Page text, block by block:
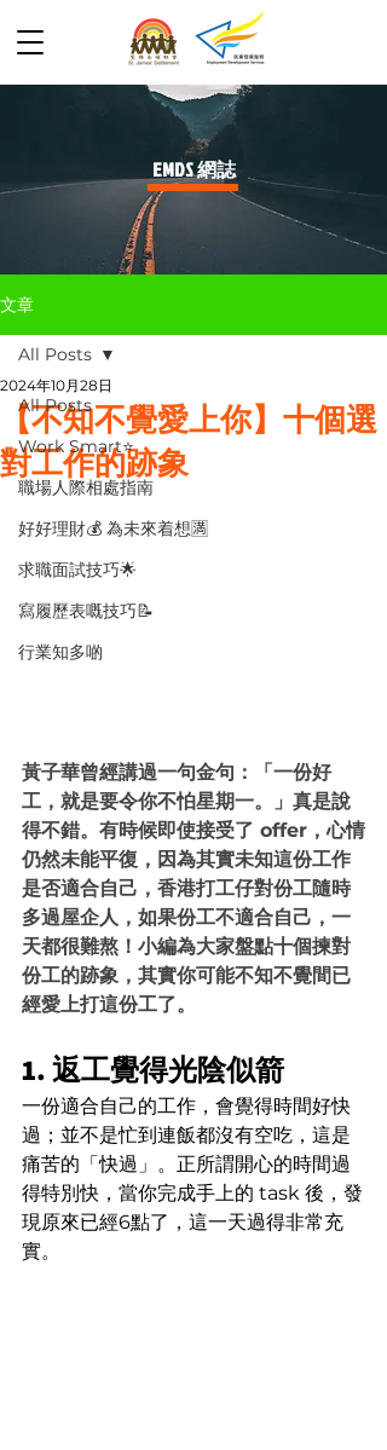
​EMDS 網誌
文章
All Posts
Work Smart⭐️
職場人際相處指南
好好理財💰 為未來着想🈵
求職面試技巧🌟
寫履歷表嘅技巧📝
行業知多啲
All Posts
【不知不覺愛上你】十個選
對工作的跡象
2024年10月28日
黃子華曾經講過一句金句：「一份好
工，就是要令你不怕星期一。」真是說
得不錯。有時候即使接受了 offer，心情
仍然未能平復，因為其實未知這份工作
是否適合自己，香港打工仔對份工隨時
多過屋企人，如果份工不適合自己，一
天都很難熬！小編為大家盤點十個揀對
份工的跡象，其實你可能不知不覺間已
經愛上打這份工了。
1. 返工覺得光陰似箭
一份適合自己的工作，會覺得時間好快
過；並不是忙到連飯都沒有空吃，這是
痛苦的「快過」。正所謂開心的時間過
得特別快，當你完成手上的 task 後，發
現原來已經6點了，這一天過得非常充
實。